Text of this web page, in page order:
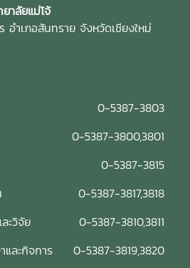
าลัยแม่โจ้
ำเภอสันทราย จังหวัดเชียงใหม่
0-5387-3803
0-5387-3800,3801
0-5387-3815
0-5387-3817,3818
ะวิจัย
0-5387-3810,3811
และกิจการ
0-5387-3819,3820